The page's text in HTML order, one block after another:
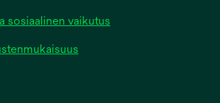
sosiaalinen vaikutus